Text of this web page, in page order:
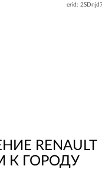
erid:
RENAULT
К ГОРОДУ